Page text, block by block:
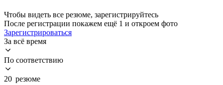
Чтобы видеть все резюме, зарегистрируйтесь
После регистрации покажем ещё 1 и откроем фото
Зарегистрироваться
За всё время
По соответствию
20 резюме